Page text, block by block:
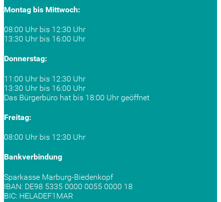
Montag bis Mittwoch:
08:00 Uhr bis 12:30 Uhr
13:30 Uhr bis 16:00 Uhr
Donnerstag:
11:00 Uhr bis 12:30 Uhr
13:30 Uhr bis 16:00 Uhr
Das Bürgerbüro hat bis 18:00 Uhr geöffnet
Freitag:
08:00 Uhr bis 12:30 Uhr
Bankverbindung
Sparkasse Marburg-Biedenkopf
IBAN: DE98 5335 0000 0055 0000 18
BIC: HELADEF1MAR